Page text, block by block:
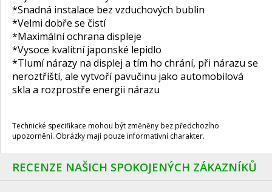
*Snadná instalace bez vzduchových bublin
*Velmi dobře se čistí
*Maximální ochrana displeje
*Vysoce kvalitní japonské lepidlo
*Tlumí nárazy na displej a tím ho chrání, při nárazu se
neroztříští, ale vytvoří pavučinu jako automobilová
skla a rozprostře energii nárazu
Technické specifikace mohou být změněny bez předchozího
upozornění. Obrázky mají pouze informativní charakter.
RECENZE NAŠICH SPOKOJENÝCH ZÁKAZNÍKŮ